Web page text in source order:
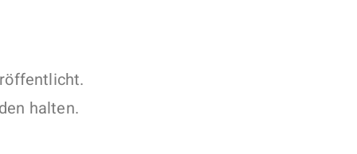
halten.